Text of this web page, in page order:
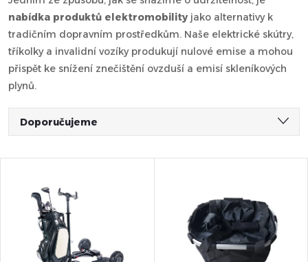
nabídka produktů elektromobility jako alternativy k
tradičním dopravním prostředkům. Naše elektrické skútry,
tříkolky a invalidní vozíky produkují nulové emise a mohou
přispět ke snížení znečištění ovzduší a emisí skleníkových
plynů.
Ř
a
Doporučujeme
Nejprodávanější
Abecedně